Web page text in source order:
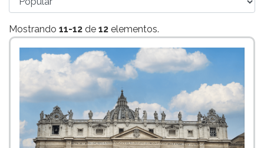
Mostrando 11-12 de 12 elementos.